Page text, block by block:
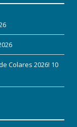
Colares 2026! 10